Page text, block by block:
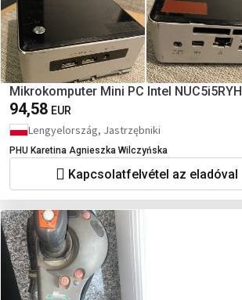
Mikrokomputer Mini PC Intel NUC5i5RYH
94,58 EUR
Lengyelország, Jastrzębniki
PHU Karetina Agnieszka Wilczyńska
Kapcsolatfelvétel az eladóval